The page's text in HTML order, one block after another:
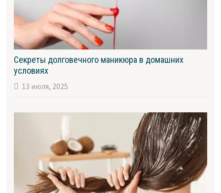
Секреты долговечного маникюра в домашних
условиях
13 июля, 2025